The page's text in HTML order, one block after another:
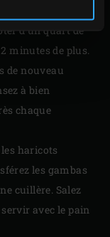
pendant
d’un quart de
minutes de plus.
de nouveau
à bien
chaque
les haricots
les gambas
cuillère. Salez
avec le pain